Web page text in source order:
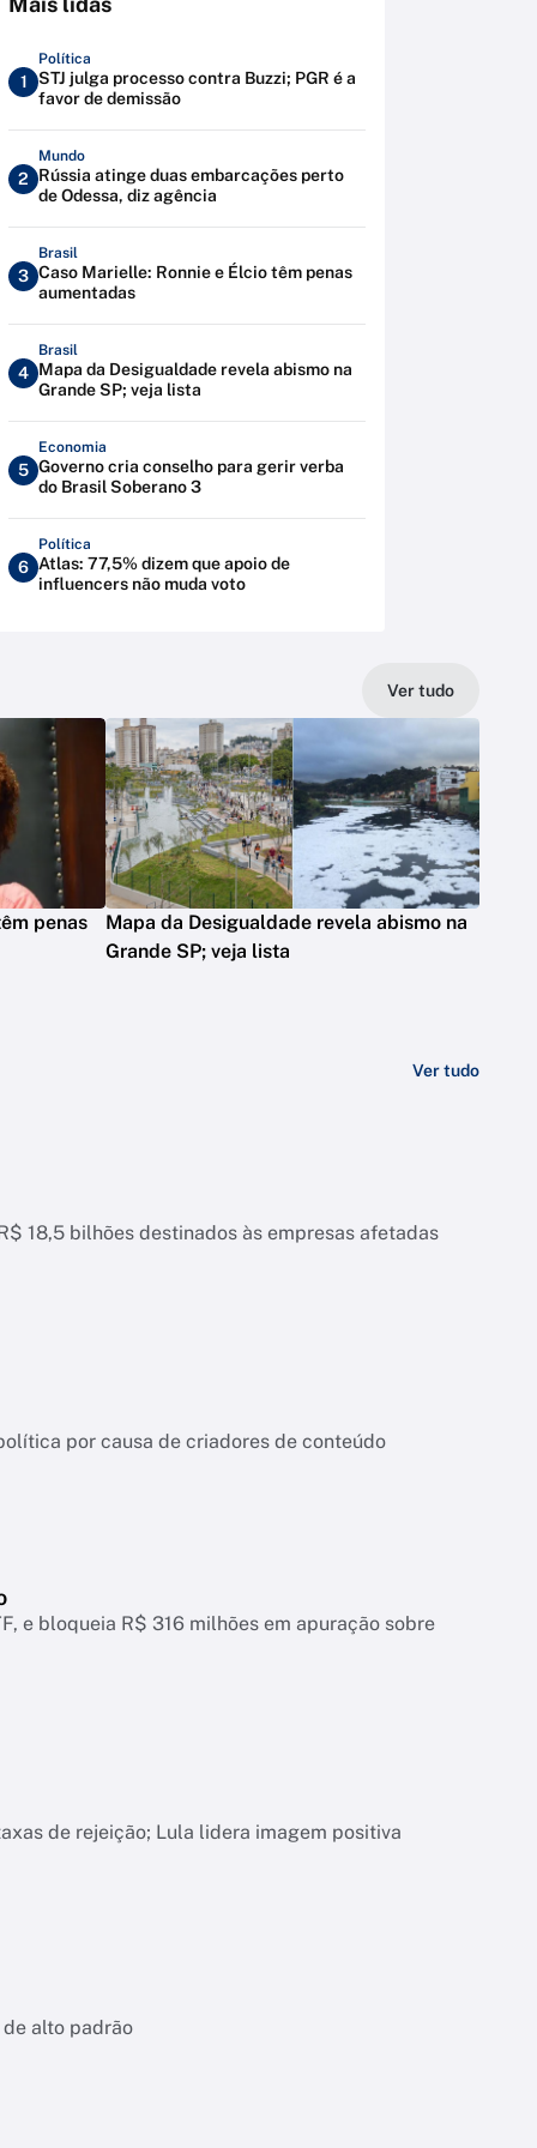
1
Política
STJ julga processo contra Buzzi; PGR é a
favor de demissão
2
Mundo
Rússia atinge duas embarcações perto
de Odessa, diz agência
3
Brasil
Caso Marielle: Ronnie e Élcio têm penas
aumentadas
4
Brasil
Mapa da Desigualdade revela abismo na
Grande SP; veja lista
5
Economia
Governo cria conselho para gerir verba
do Brasil Soberano 3
6
Política
Atlas: 77,5% dizem que apoio de
influencers não muda voto
Ver tudo
penas
Mapa da Desigualdade revela abismo na
Grande SP; veja lista
Ver tudo
18,5 bilhões destinados às empresas afetadas
por causa de criadores de conteúdo
e bloqueia R$ 316 milhões em apuração sobre
de rejeição; Lula lidera imagem positiva
alto padrão